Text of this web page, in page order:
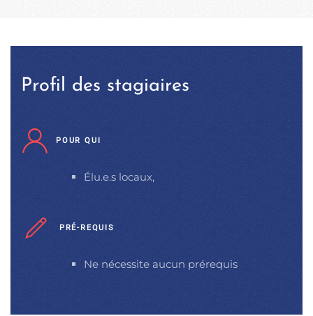
Profil des stagiaires
POUR QUI
Élu.e.s locaux,
PRÉ-REQUIS
Ne nécessite aucun prérequis